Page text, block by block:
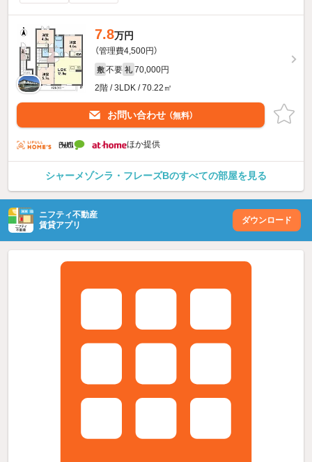
7.8万円
（管理費4,500円）
敷 不要 礼 70,000円
2階 / 3LDK / 70.22㎡
お問い合わせ （無料）
ほか提供
シャーメゾンラ・フレーズBのすべての部屋を見る
ニフティ不動産
賃貸アプリ
ダウンロード